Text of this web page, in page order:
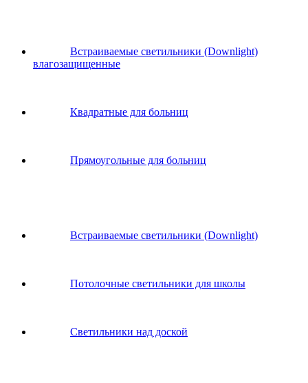
Встраиваемые светильники (Downlight)
влагозащищенные
Квадратные для больниц
Прямоугольные для больниц
Встраиваемые светильники (Downlight)
Потолочные светильники для школы
Светильники над доской